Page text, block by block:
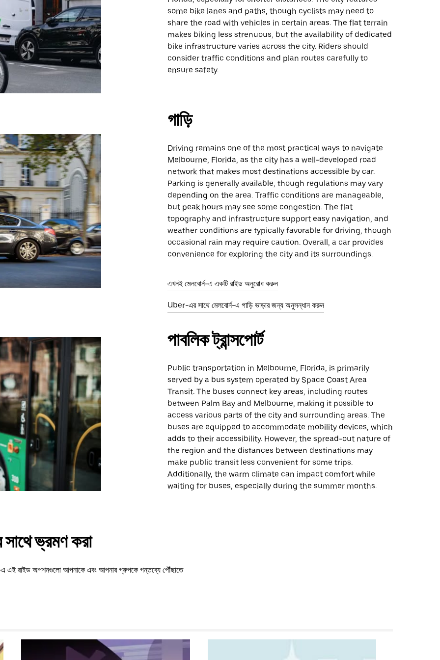
some bike lanes and paths, though cyclists may need to
share the road with vehicles in certain areas. The flat terrain
makes biking less strenuous, but the availability of dedicated
bike infrastructure varies across the city. Riders should
consider traffic conditions and plan routes carefully to
ensure safety.
গাড়ি
Driving remains one of the most practical ways to navigate
Melbourne, Florida, as the city has a well-developed road
network that makes most destinations accessible by car.
Parking is generally available, though regulations may vary
depending on the area. Traffic conditions are manageable,
but peak hours may see some congestion. The flat
topography and infrastructure support easy navigation, and
weather conditions are typically favorable for driving, though
occasional rain may require caution. Overall, a car provides
convenience for exploring the city and its surroundings.
এখনই মেলবোর্ন-এ একটি রাইড অনুরোধ করুন
Uber-এর সাথে মেলবোর্ন-এ গাড়ি ভাড়ার জন্য অনুসন্ধান করুন
পাবলিক ট্রান্সপোর্ট
Public transportation in Melbourne, Florida, is primarily
served by a bus system operated by Space Coast Area
Transit. The buses connect key areas, including routes
between Palm Bay and Melbourne, making it possible to
access various parts of the city and surrounding areas. The
buses are equipped to accommodate mobility devices, which
adds to their accessibility. However, the spread-out nature of
the region and the distances between destinations may
make public transit less convenient for some trips.
Additionally, the warm climate can impact comfort while
waiting for buses, especially during the summer months.
ভ্রমণ করা
এ এই রাইড অপশনগুলো আপনাকে এবং আপনার গ্রুপকে গন্তব্যে পৌঁছাতে